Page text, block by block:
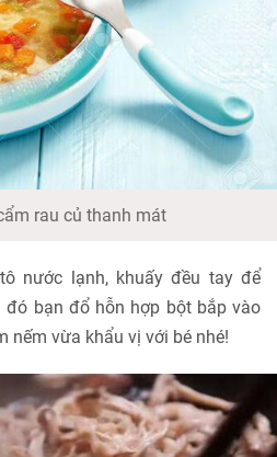
rau củ thanh mát
nước lạnh, khuấy đều tay để
đó bạn đổ hỗn hợp bột bắp vào
nếm vừa khẩu vị với bé nhé!